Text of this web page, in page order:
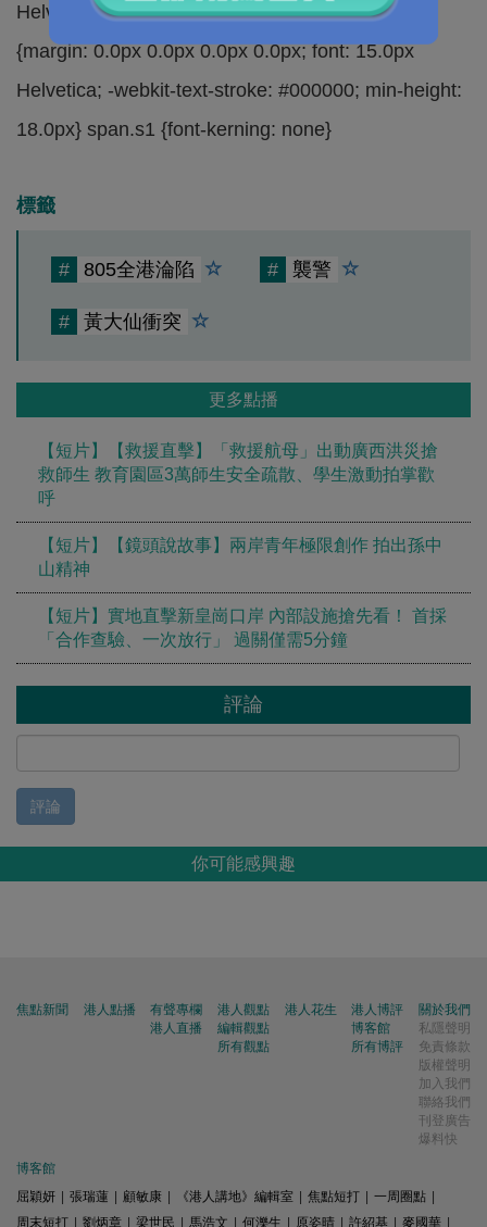
Helvetica; -webkit-text-stroke: #000000} p.p2
{margin: 0.0px 0.0px 0.0px 0.0px; font: 15.0px
Helvetica; -webkit-text-stroke: #000000; min-height:
18.0px} span.s1 {font-kerning: none}
標籤
# 805全港淪陷 # 襲警
# 黃大仙衝突
更多點播
【短片】【救援直擊】「救援航母」出動廣西洪災搶
救師生 教育園區3萬師生安全疏散、學生激動拍掌歡
呼
【短片】【鏡頭說故事】兩岸青年極限創作 拍出孫中
山精神
【短片】實地直擊新皇崗口岸 內部設施搶先看！ 首採
「合作查驗、一次放行」 過關僅需5分鐘
評論
評論
你可能感興趣
焦點新聞 港人點播
有聲專欄
港人直播
港人觀點
編輯觀點
所有觀點
港人花生
港人博評
博客館
所有博評
關於我們
私隱聲明
免責條款
版權聲明
加入我們
聯絡我們
刊登廣告
爆料快
博客館
屈穎妍
張瑞蓮 顧敏康 《港人講地》編輯室 焦點短打 一周圈點
周末短打
劉炳章 梁世民 馬浩文 何濼生 原姿晴 許紹基 麥國華